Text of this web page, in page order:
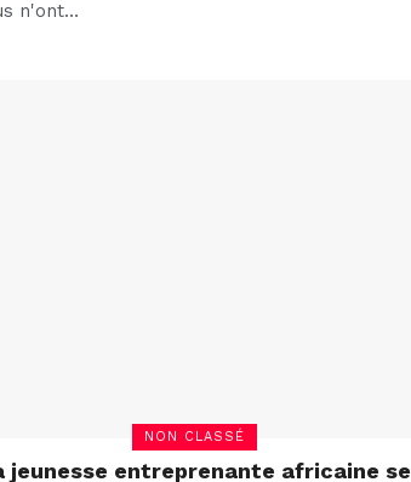
n'ont…
NON CLASSÉ
jeunesse entreprenante africaine se